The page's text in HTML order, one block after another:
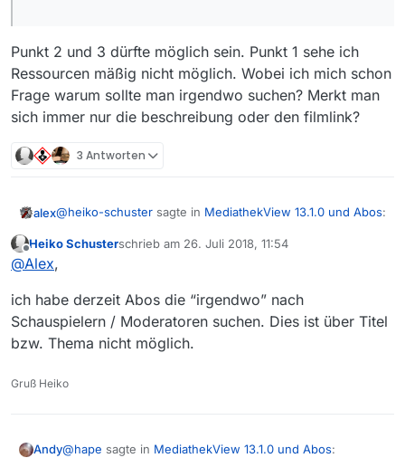
Punkt 2 und 3 dürfte möglich sein. Punkt 1 sehe ich
Ressourcen mäßig nicht möglich. Wobei ich mich schon
Frage warum sollte man irgendwo suchen? Merkt man
sich immer nur die beschreibung oder den filmlink?
3 Antworten
alex@heiko-schuster sagte in MediathekView 13.1.0 und Abos:
dann mach ich hier sofort drei Vorschläge zur
Nachbesserung:
wieder Einführung der Suche “irgendwo”.
einzeln entfernen zu müssen.
Punkt 2 und 3 dürfte möglich sein. Punkt 1 sehe ich
Ressourcen mäßig nicht möglich. Wobei ich mich schon
Frage warum sollte man irgendwo suchen? Merkt man
sich immer nur die beschreibung oder den filmlink?
Offline
Heiko Schusterschrieb am 26. Juli 2018, 11:54
zuletzt editiert von
@Alex,
ich habe derzeit Abos die “irgendwo” nach
Schauspielern / Moderatoren suchen. Dies ist über Titel
bzw. Thema nicht möglich.
Gruß Heiko
Andy@hape sagte in MediathekView 13.1.0 und Abos: